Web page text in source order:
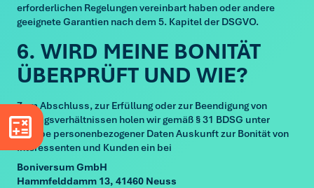
erforderlichen Regelungen vereinbart haben oder andere
geeignete Garantien nach dem 5. Kapitel der DSGVO.
6. WIRD MEINE BONITÄT
ÜBERPRÜFT UND WIE?
Zum Abschluss, zur Erfüllung oder zur Beendigung von
Vertragsverhältnissen holen wir gemäß § 31 BDSG unter
Angabe personenbezogener Daten Auskunft zur Bonität von
Interessenten und Kunden ein bei
Boniversum GmbH
Hammfelddamm 13, 41460 Neuss
Tarifrechner öffnen
Tarifrechner schließen